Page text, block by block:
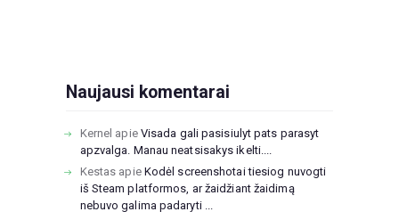
Naujausi komentarai
Kernel apie Visada gali pasisiulyt pats parasyt
apzvalga. Manau neatsisakys ikelti....
Kestas apie Kodėl screenshotai tiesiog nuvogti
iš Steam platformos, ar žaidžiant žaidimą
nebuvo galima padaryti ...